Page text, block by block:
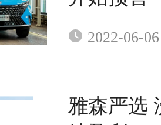
2022-06-06
雅森严选